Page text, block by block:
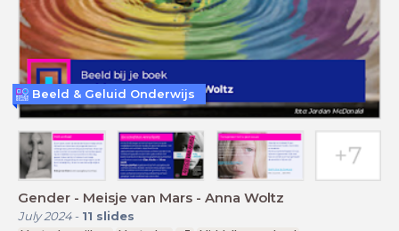
Gender - Meisje van Mars - Anna Woltz
July 2024- 11 slides
Beeld & Geluid Onderwijs